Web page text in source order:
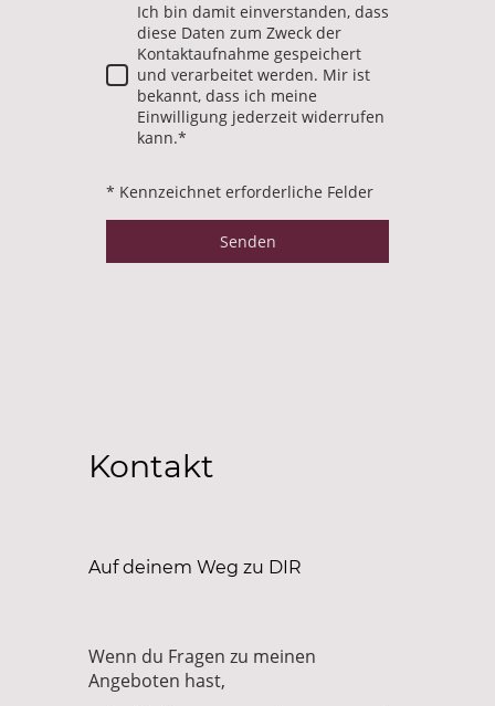
Ich bin damit einverstanden, dass
diese Daten zum Zweck der
Kontaktaufnahme gespeichert
und verarbeitet werden. Mir ist
bekannt, dass ich meine
Einwilligung jederzeit widerrufen
kann.*
* Kennzeichnet erforderliche Felder
Senden
Kontakt
Auf deinem Weg zu DIR
Wenn du Fragen zu meinen
Angeboten hast,